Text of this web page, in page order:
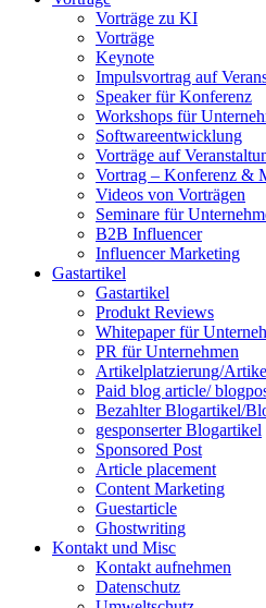
Vorträge zu KI
Vorträge
Keynote
Impulsvortrag auf
Speaker für Konferenz
Workshops für
Softwareentwicklung
Vorträge auf
Vortrag – Konferenz &
Videos von Vorträgen
Seminare für
B2B Influencer
Influencer Marketing
Gastartikel
Gastartikel
Produkt Reviews
Whitepaper für
PR für Unternehmen
Artikelplatzierung/
Paid blog article/
Bezahlter Blogartikel/
gesponserter Blogartikel
Sponsored Post
Article placement
Content Marketing
Guestarticle
Ghostwriting
Kontakt und Misc
Kontakt aufnehmen
Datenschutz